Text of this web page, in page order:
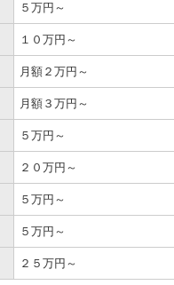
５万円～
１０万円～
月額２万円～
月額３万円～
５万円～
２０万円～
５万円～
５万円～
２５万円～